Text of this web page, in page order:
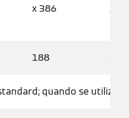
x 386
x
188 273
quando se utiliza